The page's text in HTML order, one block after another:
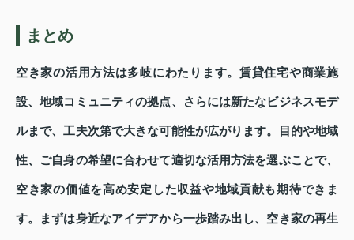
まとめ
空き家の活用方法は多岐にわたります。賃貸住宅や商業施
設、地域コミュニティの拠点、さらには新たなビジネスモデ
ルまで、工夫次第で大きな可能性が広がります。目的や地域
性、ご自身の希望に合わせて適切な活用方法を選ぶことで、
空き家の価値を高め安定した収益や地域貢献も期待できま
す。まずは身近なアイデアから一歩踏み出し、空き家の再生